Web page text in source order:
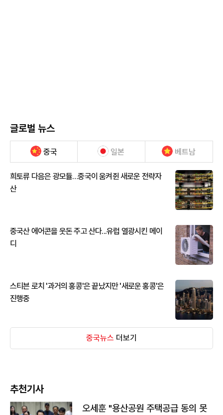
글로벌 뉴스
중국 일본 베트남
희토류 다음은 광모듈…중국이 움켜쥔 새로운 전략자
산
중국산 에어콘을 웃돈 주고 산다...유럽 열광시킨 메이
디
스티븐 로치 '과거의 홍콩'은 끝났지만 '새로운 홍콩'은
진행중
중국뉴스 더보기
추천기사
오세훈 "용산공원 주택공급 동의 못